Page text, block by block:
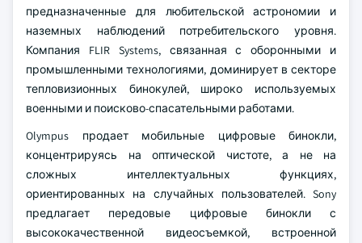
предназначенные для любительской астрономии и
наземных наблюдений потребительского уровня.
Компания FLIR Systems, связанная с оборонными и
промышленными технологиями, доминирует в секторе
тепловизионных бинокулей, широко используемых
военными и поисково-спасательными работами.
Olympus продает мобильные цифровые бинокли,
концентрируясь на оптической чистоте, а не на
сложных интеллектуальных функциях,
ориентированных на случайных пользователей. Sony
предлагает передовые цифровые бинокли с
высококачественной видеосъемкой, встроенной